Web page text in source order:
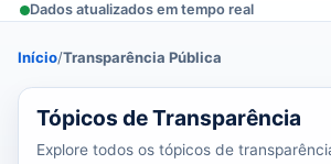
Dados atualizados em tempo real
Início/Transparência Pública
39 tópicos carregados do banco de
Tópicos de Transparência
Explore todos os tópicos de